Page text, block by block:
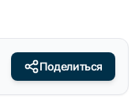
Поделиться